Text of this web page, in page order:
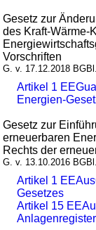
Gesetz zur
des Kraft-Wärme-
Vorschriften
G. v. 17.12.2018
Artikel 1
Energien-
Gesetz zur
erneuerbaren
Rechts der
G. v. 13.10.2016
Artikel 1
Gesetzes
Artikel 15